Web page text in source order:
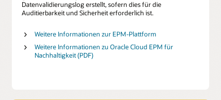
Datenvalidierungslog erstellt, sofern dies für die
Auditierbarkeit und Sicherheit erforderlich ist.
Weitere Informationen zur EPM-Plattform
Weitere Informationen zu Oracle Cloud EPM für
Nachhaltigkeit (PDF)